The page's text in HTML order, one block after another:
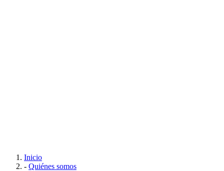
Inicio
- Quiénes somos